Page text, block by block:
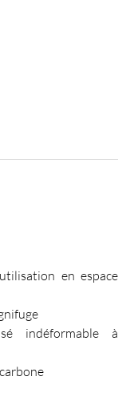
en espace
indéformable à